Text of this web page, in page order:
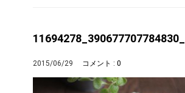
2015/06/29 コメント : 0